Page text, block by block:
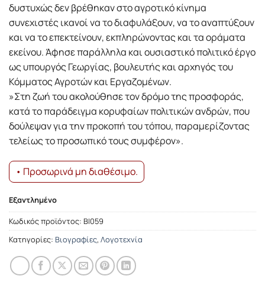
δυστυχώς δεν βρέθηκαν στο αγροτικό κίνημα
συνεχιστές ικανοί να το διαφυλάξουν, να το αναπτύξουν
και να το επεκτείνουν, εκπληρώνοντας και τα οράματα
εκείνου. Άφησε παράλληλα και ουσιαστικό πολιτικό έργο
ως υπουργός Γεωργίας, βουλευτής και αρχηγός του
Κόμματος Αγροτών και Εργαζομένων.
»Στη ζωή του ακολούθησε τον δρόμο της προσφοράς,
κατά το παράδειγμα κορυφαίων πολιτικών ανδρών, που
δούλεψαν για την προκοπή του τόπου, παραμερίζοντας
τελείως το προσωπικό τους συμφέρον».
• Προσωρινά μη διαθέσιμο.
Εξαντλημένο
Κωδικός προϊόντος: ΒΙ059
Κατηγορίες: Βιογραφίες, Λογοτεχνία